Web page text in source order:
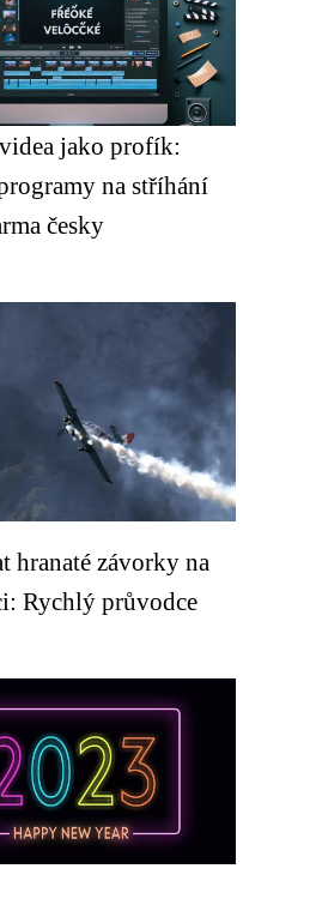
jako profík:
na stříhání
česky
hranaté závorky na
Rychlý průvodce